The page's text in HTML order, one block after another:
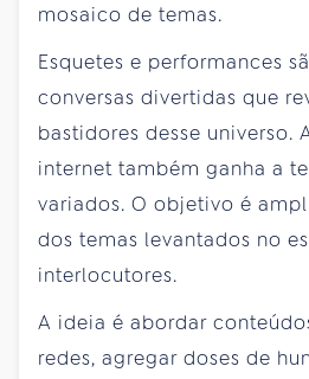
mosaico de temas.
Esquetes e performances
conversas divertidas que
bastidores desse universo.
internet também ganha a
variados. O objetivo é
dos temas levantados no
interlocutores.
A ideia é abordar
redes, agregar doses de